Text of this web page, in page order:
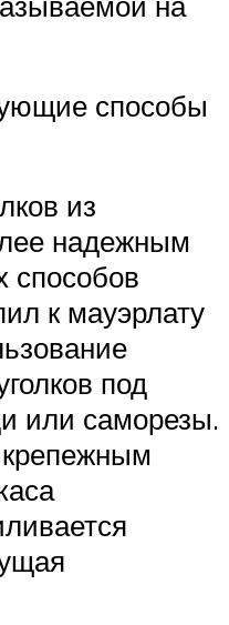
способы
из
надежным
способов
к мауэрлату
под
или саморезы.